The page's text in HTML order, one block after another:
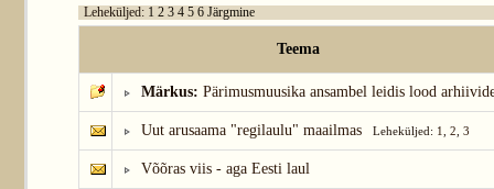
Leheküljed: 1 2 3 4 5 6 Järgmine
Teema
Märkus: Pärimusmuusika ansambel leidis lood
Uut arusaama "regilaulu" maailmas Leheküljed: 1 ,2 ,3
Võõras viis - aga Eesti laul